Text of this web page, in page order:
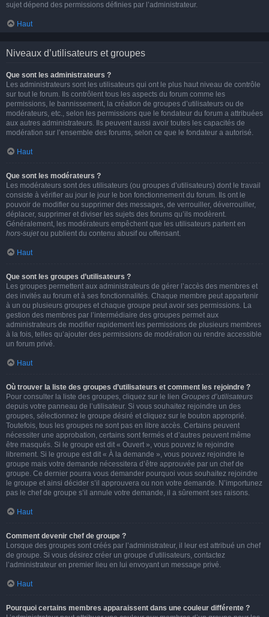
sujet dépend des permissions définies par l’administrateur.
Haut
Niveaux d’utilisateurs et groupes
Que sont les administrateurs ?
Les administrateurs sont les utilisateurs qui ont le plus haut niveau de contrôle
sur tout le forum. Ils contrôlent tous les aspects du forum comme les
permissions, le bannissement, la création de groupes d’utilisateurs ou de
modérateurs, etc., selon les permissions que le fondateur du forum a attribuées
aux autres administrateurs. Ils peuvent aussi avoir toutes les capacités de
modération sur l’ensemble des forums, selon ce que le fondateur a autorisé.
Haut
Que sont les modérateurs ?
Les modérateurs sont des utilisateurs (ou groupes d’utilisateurs) dont le travail
consiste à vérifier au jour le jour le bon fonctionnement du forum. Ils ont le
pouvoir de modifier ou supprimer des messages, de verrouiller, déverrouiller,
déplacer, supprimer et diviser les sujets des forums qu’ils modèrent.
Généralement, les modérateurs empêchent que les utilisateurs partent en
hors-sujetou publient du contenu abusif ou offensant.
Haut
Que sont les groupes d’utilisateurs ?
Les groupes permettent aux administrateurs de gérer l’accès des membres et
des invités au forum et à ses fonctionnalités. Chaque membre peut appartenir
à un ou plusieurs groupes et chaque groupe peut avoir ses permissions. La
gestion des membres par l’intermédiaire des groupes permet aux
administrateurs de modifier rapidement les permissions de plusieurs membres
à la fois, telles qu’ajouter des permissions de modération ou rendre accessible
un forum privé.
Haut
Où trouver la liste des groupes d’utilisateurs et comment les rejoindre ?
Pour consulter la liste des groupes, cliquez sur le lien Groupes d’utilisateurs
depuis votre panneau de l’utilisateur. Si vous souhaitez rejoindre un des
groupes, sélectionnez le groupe désiré et cliquez sur le bouton approprié.
Toutefois, tous les groupes ne sont pas en libre accès. Certains peuvent
nécessiter une approbation, certains sont fermés et d’autres peuvent même
être masqués. Si le groupe est dit « Ouvert », vous pouvez le rejoindre
librement. Si le groupe est dit « À la demande », vous pouvez rejoindre le
groupe mais votre demande nécessitera d’être approuvée par un chef de
groupe. Ce dernier pourra vous demander pourquoi vous souhaitez rejoindre
le groupe et ainsi décider s’il approuvera ou non votre demande. N’importunez
pas le chef de groupe s’il annule votre demande, il a sûrement ses raisons.
Haut
Comment devenir chef de groupe ?
Lorsque des groupes sont créés par l’administrateur, il leur est attribué un chef
de groupe. Si vous désirez créer un groupe d’utilisateurs, contactez
l’administrateur en premier lieu en lui envoyant un message privé.
Haut
Pourquoi certains membres apparaissent dans une couleur différente ?